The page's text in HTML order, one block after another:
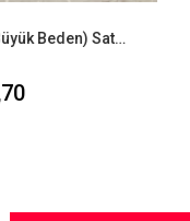
Perin 8060 6'lı Battal (Büyük Beden) Saten Çeyizlik Bayan Uzun Gecelik & Sabahlık Takım